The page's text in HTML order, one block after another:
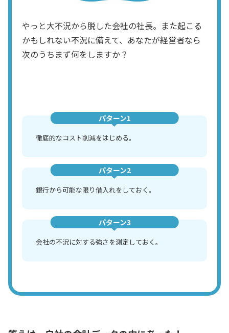
やっと大不況から脱した会社の社長。また起こる
かもしれない不況に備えて、あなたが経営者なら
次のうちまず何をしますか？
パターン1
徹底的なコスト削減をはじめる。
パターン2
銀行から可能な限り借入れをしておく。
パターン3
会社の不況に対する強さを測定しておく。